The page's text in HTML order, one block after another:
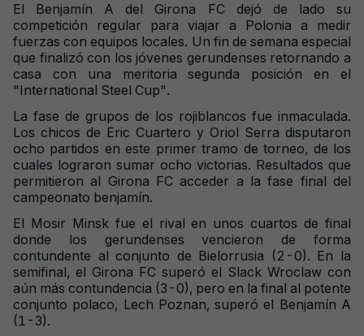
El Benjamín A del Girona FC dejó de lado su
competición regular para viajar a Polonia a medir
fuerzas con equipos locales. Un fin de semana especial
que finalizó con los jóvenes gerundenses retornando a
casa con una meritoria segunda posición en el
"International Steel Cup".
La fase de grupos de los rojiblancos fue inmaculada.
Los chicos de Eric Cuartero y Oriol Serra disputaron
ocho partidos en este primer tramo de torneo, de los
cuales lograron sumar ocho victorias. Resultados que
permitieron al Girona FC acceder a la fase final del
campeonato benjamín.
El Mosir Minsk fue el rival en unos cuartos de final
donde los gerundenses vencieron de forma
contundente al conjunto de Bielorrusia (2-0). En la
semifinal, el Girona FC superó el Slack Wroclaw con
aún más contundencia (3-0), pero en la final al potente
conjunto polaco, Lech Poznan, superó el Benjamín A
(1-3).